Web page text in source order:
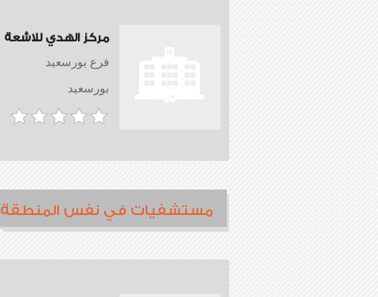
مركز الهدي للاشعة
فرع بورسعيد
بورسعيد
مستشفيات في نفس المنطقة